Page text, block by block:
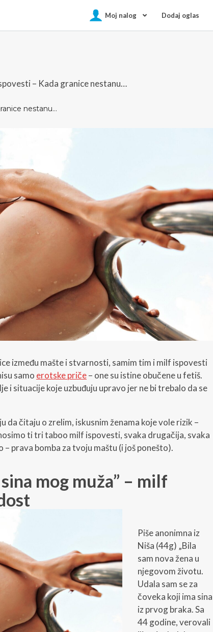
Moj nalog Dodaj oglas
– Kada granice nestanu…
nestanu…
između mašte i stvarnosti, samim tim i milf ispovesti
samo erotske priče– one su istine obučene u fetiš.
i situacije koje uzbuđuju upravo jer ne bi trebalo da se
da čitaju o zrelim, iskusnim ženama koje vole rizik –
ti tri taboo milf ispovesti, svaka drugačija, svaka
– prava bomba za tvoju maštu (i još ponešto).
mog muža” – milf
Piše anonimna iz
Niša (44g) „Bila
sam nova žena u
njegovom životu.
Udala sam se za
čoveka koji ima sina
iz prvog braka. Sa
44 godine, verovali